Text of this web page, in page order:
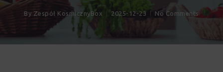
By Zespół KosmicznyBox 2025-12-23 No Comments